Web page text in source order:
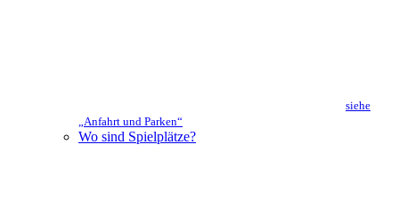
siehe
„Anfahrt und Parken“
Wo sind Spielplätze?